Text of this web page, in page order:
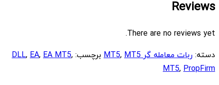
Reviews
There are no reviews yet.
دسته:ربات معامله گر MT5 ,MT5 برچسب: DLL,EA,EA MT5,
MT5,PropFirm